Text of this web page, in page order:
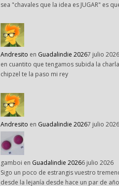
sea "chavales que la idea es JUGAR" es
Andresito en Guadalindie 20267 julio 2026
en cuantito que tengamos subida la
chipzel te la paso mi rey
Andresito en Guadalindie 20267 julio 2026
gamboi en Guadalindie 20266 julio 2026
Sigo un poco de estrangis vuestro
desde la lejanía desde hace un par de